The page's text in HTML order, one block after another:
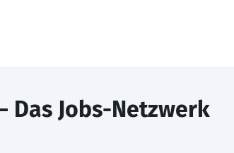
Das Jobs-Netzwerk